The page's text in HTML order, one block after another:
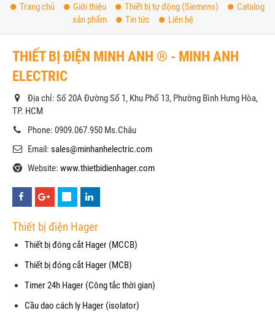
Trang chủ Giới thiệu Thiết bị tự động (Siemens)
Catalog
sản phẩm
Tin tức Liên hệ
THIẾT BỊ ĐIỆN MINH ANH ® - MINH ANH
ELECTRIC
Địa chỉ: Số 20A Đường Số 1, Khu Phố 13, Phường Bình Hưng Hòa,
TP. HCM
Phone: 0909.067.950 Ms.Châu
Email: sales@minhanhelectric.com
Website: www.thietbidienhager.com
Thiết bị điện Hager
Thiết bị đóng cắt Hager (MCCB)
Thiết bị đóng cắt Hager (MCB)
Timer 24h Hager (Công tắc thời gian)
Cầu dao cách ly Hager (isolator)